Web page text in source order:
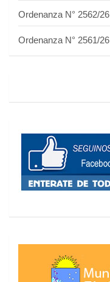
Ordenanza N° 2562/26
Ordenanza N° 2561/26